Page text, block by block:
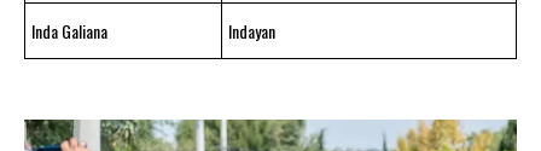
Inda Galiana Indayan